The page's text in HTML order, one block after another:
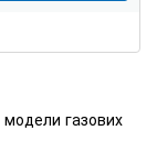
газових